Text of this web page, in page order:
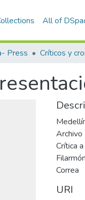
All of
Press
Archivo
Crítica
Correa
URI